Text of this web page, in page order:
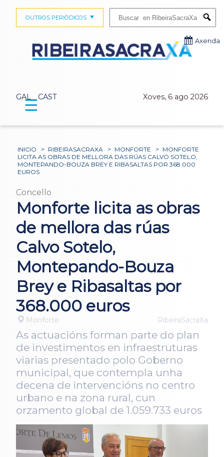
GAL CAST Xoves, 6 ago 2026
OUTROS PERIÓDICOS
Axenda
☰
INICIO > RIBEIRASACRAXA > MONFORTE > MONFORTE
LICITA AS OBRAS DE MELLORA DAS RÚAS CALVO SOTELO,
MONTEPANDO-BOUZA BREY E RIBASALTAS POR 368.000
EUROS
Concello
Monforte licita as obras
de mellora das rúas
Calvo Sotelo,
Montepando-Bouza
Brey e Ribasaltas por
368.000 euros
Monforte RibeiraSacraXa
As actuacións forman parte do plan
de investimentos en infraestruturas
viarias presentado polo Goberno
municipal, que contempla unha
decena de intervencións no centro
urbano e na zona rural, cun
orzamento global de 1.059.733 euros